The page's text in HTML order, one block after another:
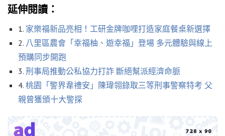
延伸閱讀：
1. 家樂福新品亮相！工研金牌咖哩打造家庭餐桌新選擇
2. 八里區農會「幸福柚、遊幸福」登場 多元體驗與線上
預購同步開跑
3. 刑事局推動公私協力打詐 斷絕幫派經濟命脈
4. 桃園「警界韋禮安」陳瑋翎錄取三等刑事警察特考 父
親曾獲頒十大警探